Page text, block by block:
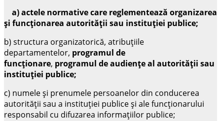
a) actele normative care reglementează organizarea
şi funcţionarea autorităţii sau instituţiei publice;
b) structura organizatorică, atribuţiile
departamentelor, programul de
funcţionare, programul de audienţe al autorităţii sau
instituţiei publice;
c) numele şi prenumele persoanelor din conducerea
autorităţii sau a instituţiei publice şi ale funcţionarului
responsabil cu difuzarea informaţiilor publice;